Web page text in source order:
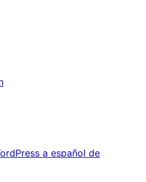
a español de